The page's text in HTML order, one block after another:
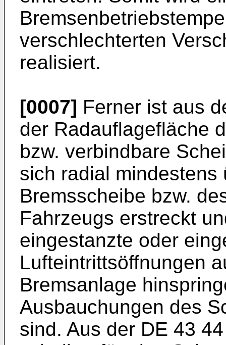
verschlechterten
realisiert.
[0007] Ferner ist aus
der Radauflagefläche
bzw. verbindbare
sich radial
Bremsscheibe bzw.
Fahrzeugs erstreckt
eingestanzte oder
Lufteintrittsöffnungen
Bremsanlage
Ausbauchungen des
sind. Aus der DE 43